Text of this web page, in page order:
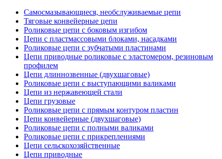
Самосмазывающиеся, необслуживаемые цепи
Тяговые конвейерные цепи
Роликовые цепи с боковым изгибом
Цепи с пластмассовыми блоками, насадками
Роликовые цепи с зубчатыми пластинами
Цепи приводные роликовые с эластомером, резиновым
профилем
Цепи длиннозвенные (двухшаговые)
Роликовые цепи с выступающими валиками
Цепи из нержавеющей стали
Цепи грузовые
Роликовые цепи с прямым контуром пластин
Цепи конвейерные (двухшаговые)
Роликовые цепи с полными валиками
Роликовые цепи с прикреплениями
Цепи сельскохозяйственные
Цепи приводные